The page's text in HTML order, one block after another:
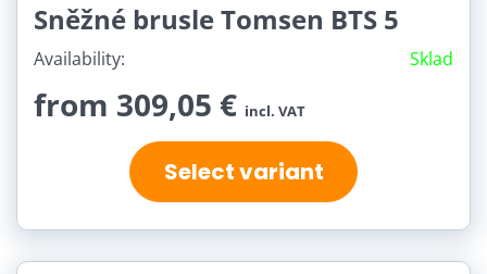
Sněžné brusle Tomsen BTS 5
Availability: Sklad
from 309,05 € incl. VAT
Select variant